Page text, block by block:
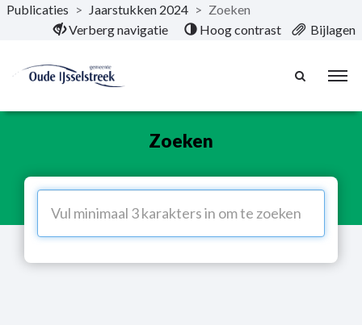
Naar hoofdinhoud
Publicaties > Jaarstukken 2024 > Zoeken
Verberg navigatie
Hoog contrast Bijlagen
Zoeken